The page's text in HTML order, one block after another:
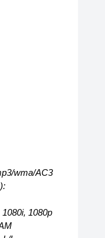
wma/AC3
1080p